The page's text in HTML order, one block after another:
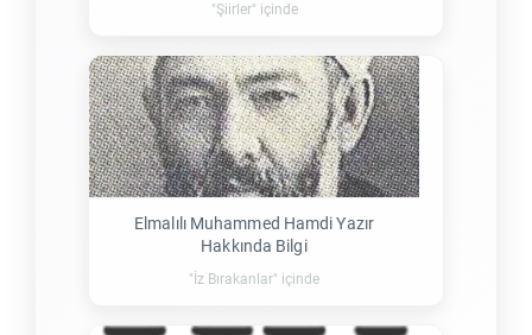
"Şiirler" içinde
Elmalılı Muhammed Hamdi Yazır
Hakkında Bilgi
"İz Bırakanlar" içinde